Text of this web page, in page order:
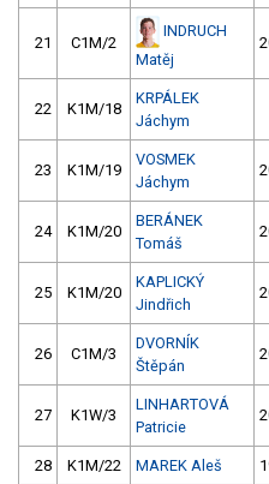
21 C1M/2
INDRUCH
Matěj
22 K1M/18
KRPÁLEK
Jáchym
23 K1M/19
VOSMEK
Jáchym
24 K1M/20
BERÁNEK
Tomáš
25 K1M/20
KAPLICKÝ
Jindřich
26 C1M/3
DVORNÍK
Štěpán
27 K1W/3
LINHARTOVÁ
Patricie
28 K1M/22 MAREK Aleš